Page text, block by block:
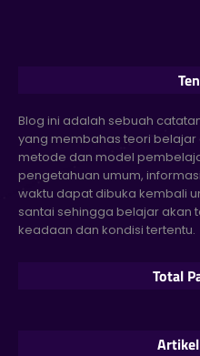
Blog ini adalah sebuah
yang membahas teori
metode dan model
pengetahuan umum,
waktu dapat dibuka kembali
santai sehingga belajar akan
keadaan dan kondisi tertentu.
Total